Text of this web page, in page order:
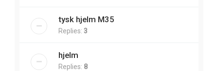
tysk hjelm M35
Replies: 3
hjelm
Replies: 8